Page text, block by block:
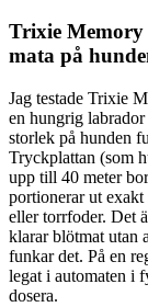
Trixie
mata på
Jag testade Trixie
en hungrig
storlek på hunden
Tryckplattan (som
upp till 40 meter
portionerar ut
eller torrfoder. Det
klarar blötmat utan
funkar det. På en
legat i automaten i
dosera.